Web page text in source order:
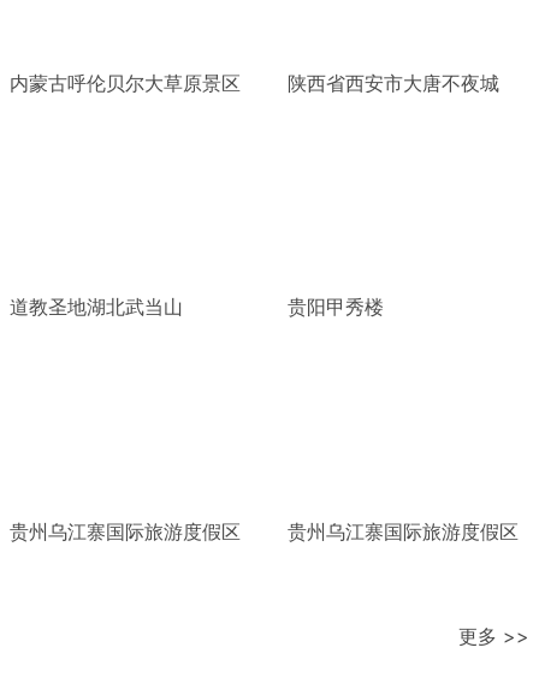
内蒙古呼伦贝尔大草原景区 陕西省西安市大唐不夜城
道教圣地湖北武当山 贵阳甲秀楼
贵州乌江寨国际旅游度假区 贵州乌江寨国际旅游度假区
更多 >>